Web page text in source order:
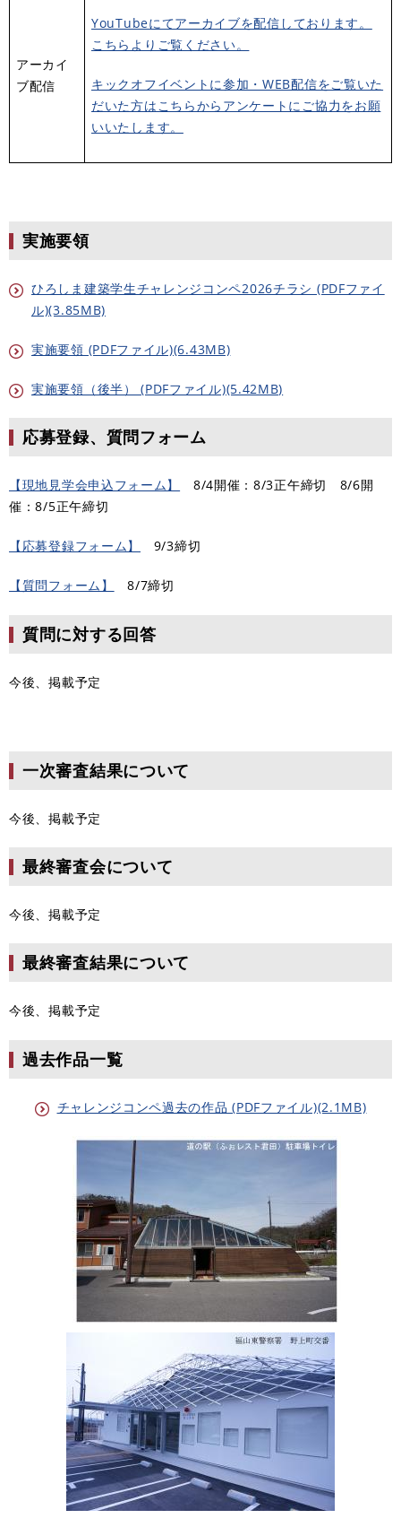
アーカイ
ブ配信
YouTubeにてアーカイブを配信しております。
こちらよりご覧ください。
キックオフイベントに参加・WEB配信をご覧いた
だいた方はこちらからアンケートにご協力をお願
いいたします。
実施要領
ひろしま建築学生チャレンジコンペ2026チラシ (PDFファイ
ル)(3.85MB)
実施要領 (PDFファイル)(6.43MB)
実施要領（後半） (PDFファイル)(5.42MB)
応募登録、質問フォーム
【現地見学会申込フォーム】
8/4開催：8/3正午締切 8/6開
催：8/5正午締切
【応募登録フォーム】 9/3締切
【質問フォーム】 8/7締切
質問に対する回答
今後、掲載予定
一次審査結果について
今後、掲載予定
最終審査会について
今後、掲載予定
最終審査結果について
今後、掲載予定
過去作品一覧
チャレンジコンペ過去の作品 (PDFファイル)(2.1MB)